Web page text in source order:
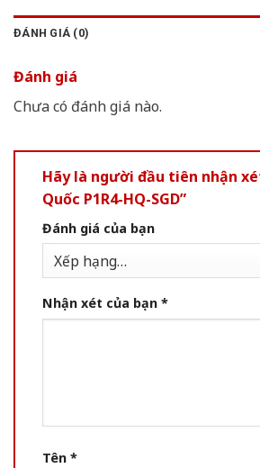
ĐÁNH GIÁ (0)
Đánh giá
Chưa có đánh giá nào.
Hãy là người đầu tiên nhận
Quốc P1R4-HQ-SGD”
Đánh giá của bạn
Nhận xét của bạn *
Tên *